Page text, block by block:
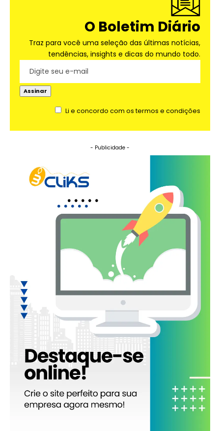
O Boletim Diário
Traz para você uma seleção das últimas notícias,
tendências, insights e dicas do mundo todo.
Li e concordo com os termos e condições
- Publicidade -